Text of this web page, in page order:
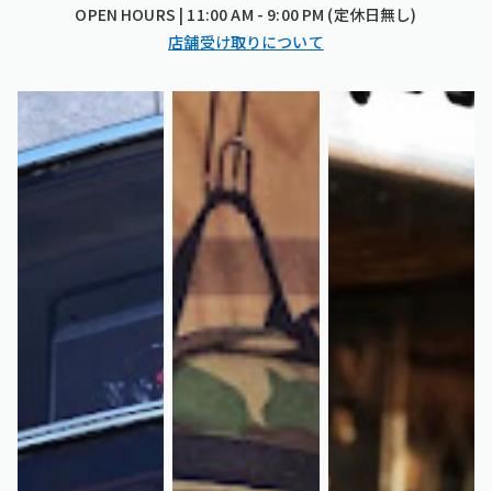
OPEN HOURS | 11:00 AM - 9:00 PM (定休日無し)
店舗受け取りについて